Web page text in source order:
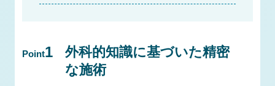
Point1
外科的知識に基づいた精密
な施術